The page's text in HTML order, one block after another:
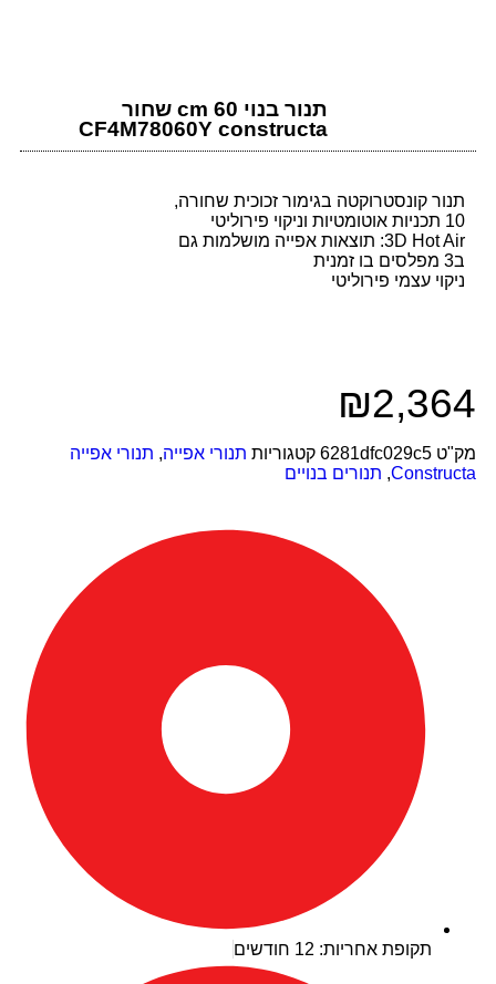
תנור בנוי 60 cm שחור
CF4M78060Y constructa
תנור קונסטרוקטה בגימור זכוכית שחורה,
10 תכניות אוטומטיות וניקוי פירוליטי
3D Hot Air: תוצאות אפייה מושלמות גם
ב3 מפלסים בו זמנית
ניקוי עצמי פירוליטי
₪2,364
מק"ט 6281dfc029c5 קטגוריות תנורי אפייה, תנורי אפייה
Constructa
, תנורים בנויים
תקופת אחריות: 12 חודשים